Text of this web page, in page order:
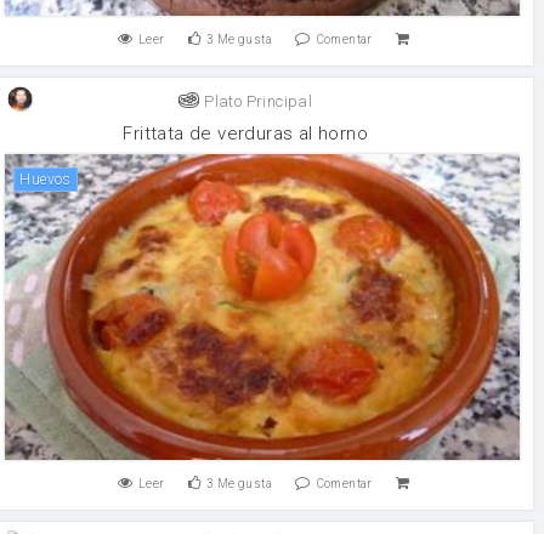
Leer 3 Me gusta Comentar
Plato Principal
Frittata de verduras al horno
huevos
Leer 3 Me gusta Comentar